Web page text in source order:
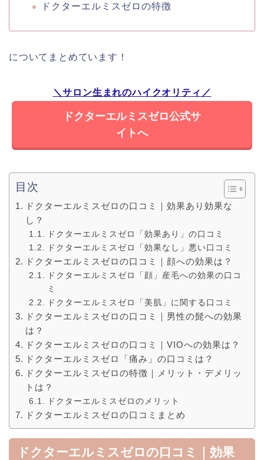
ドクターエルミスゼロの特徴
についてまとめています！
＼サロン生まれのハイクオリティ／
ドクターエルミスゼロ公式サ
イトへ
目次
ドクターエルミスゼロの口コミ｜効果あり効果な
し？
ドクターエルミスゼロ「効果あり」の口コミ
ドクターエルミスゼロ「効果なし」悪い口コミ
ドクターエルミスゼロの口コミ｜顔への効果は？
ドクターエルミスゼロ「顔」産毛への効果の口コ
ミ
ドクターエルミスゼロ「美肌」に関する口コミ
ドクターエルミスゼロの口コミ｜男性の髭への効果
は？
ドクターエルミスゼロの口コミ｜VIOへの効果は？
ドクターエルミスゼロ「痛み」の口コミは？
ドクターエルミスゼロの特徴｜メリット・デメリッ
トは？
ドクターエルミスゼロのメリット
ドクターエルミスゼロの口コミまとめ
ドクターエルミスゼロの口コミ｜効果